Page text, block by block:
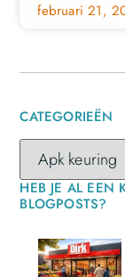
februari 21,
CATEGORIEËN
HEB JE AL EEN
BLOGPOSTS?